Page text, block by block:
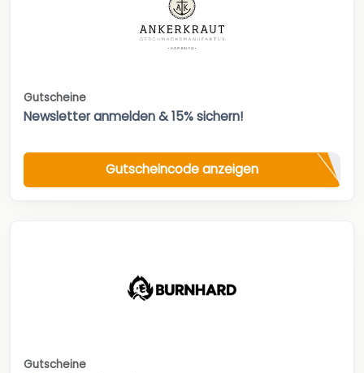
Gutscheine
Newsletter anmelden & 15% sichern!
Gutscheincode anzeigen
Gutscheine